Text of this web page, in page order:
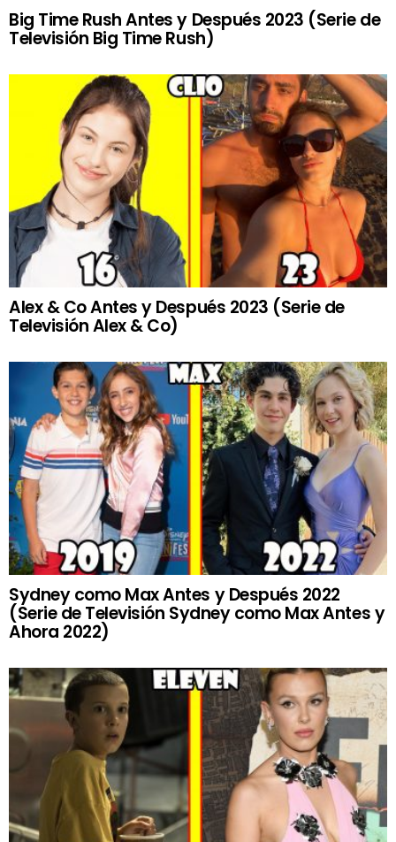
Big Time Rush Antes y Después 2023 (Serie de
Televisión Big Time Rush)
Alex & Co Antes y Después 2023 (Serie de
Televisión Alex & Co)
Sydney como Max Antes y Después 2022
(Serie de Televisión Sydney como Max Antes y
Ahora 2022)